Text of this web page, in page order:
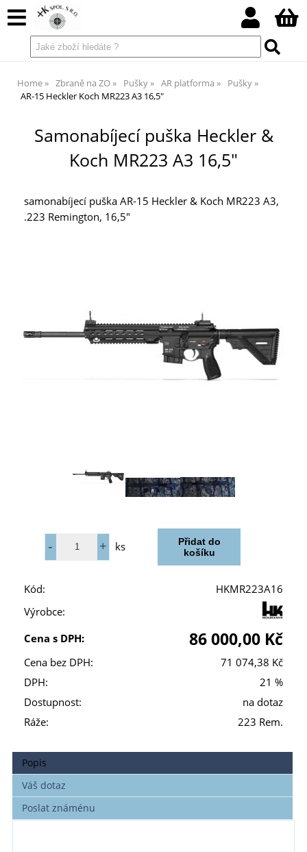
Home Zbraně na ZO Pušky AR platforma
Pušky
AR-15 Heckler Koch MR223 A3 16,5"
Samonabíjecí puška Heckler &
Koch MR223 A3 16,5"
samonabíjecí puška AR-15 Heckler & Koch MR223 A3,
.223 Remington, 16,5"
ks
Kód:
HKMR223A16
Výrobce:
Cena s DPH:
86 000,00 Kč
Cena bez DPH:
71 074,38 Kč
DPH:
21 %
Dostupnost:
na dotaz
Ráže:
223 Rem.
Popis
Váš dotaz
Poslat známénu